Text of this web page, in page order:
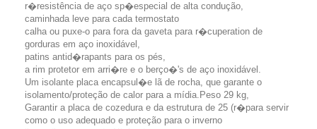
r�resistência de aço sp�especial de alta condução,
caminhada leve para cada termostato
calha ou puxe-o para fora da gaveta para r�cuperation de
gorduras em aço inoxidável,
patins antid�rapants para os pés,
a rim protetor em arri�re e o berço�'s de aço inoxidável.
Um isolante placa encapsul�e lã de rocha, que garante o
isolamento/proteção de calor para a mídia.Peso 29 kg,
Garantir a placa de cozedura e da estrutura de 25 (r�para servir
como o uso adequado e proteção para o inverno